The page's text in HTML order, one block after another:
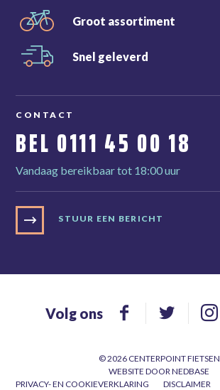
Groot assortiment
Snel geleverd
CONTACT
BEL 0111 45 00 18
Vandaag bereikbaar tot 18:00 uur
STUUR EEN BERICHT
© 2026 CENTERPOINT FIETSEN
WEBSITE DOORNEDBASE
PRIVACY- EN COOKIEVERKLARING
DISCLAIMER
Volg ons